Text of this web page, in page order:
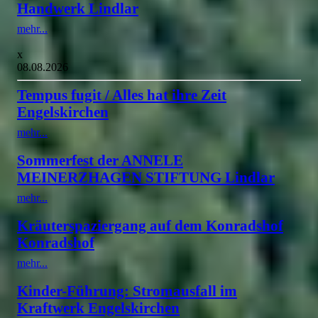
Handwerk Lindlar
mehr...
x
08.08.2026
Tempus fugit / Alles hat ihre Zeit
Engelskirchen
mehr...
Sommerfest der ANNELE
MEINERZHAGEN STIFTUNG Lindlar
mehr...
Kräuterspaziergang auf dem Konradshof
Konradshof
mehr...
Kinder-Führung: Stromausfall im
Kraftwerk Engelskirchen